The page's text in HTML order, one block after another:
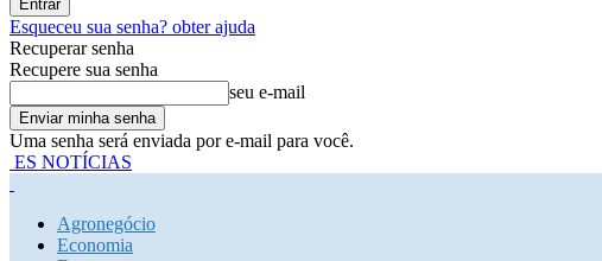
Esqueceu sua senha? obter ajuda
Recuperar senha
Recupere sua senha
seu e-mail
Uma senha será enviada por e-mail para você.
ES NOTÍCIAS
Agronegócio
Economia